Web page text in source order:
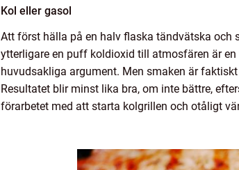
Kol eller gasol
Att först hälla på en halv flaska tändvätska och
ytterligare en puff koldioxid till atmosfären är
huvudsakliga argument. Men smaken är
Resultatet blir minst lika bra, om inte bättre,
förarbetet med att starta kolgrillen och otåligt